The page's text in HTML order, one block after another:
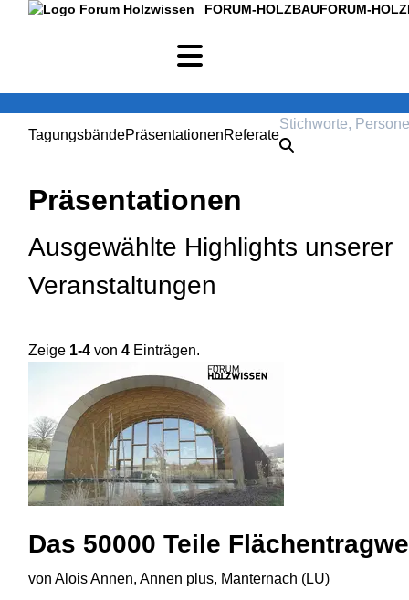
FORUM-HOLZBAUFORUM-
TagungsbändePräsentationenReferate
Präsentationen
Ausgewählte Highlights unserer
Veranstaltungen
Zeige 1-4 von4 Einträgen.
Das 50000 Teile
von Alois Annen, Annen plus, Manternach (LU)